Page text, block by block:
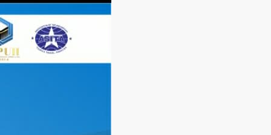
Langsung
ke